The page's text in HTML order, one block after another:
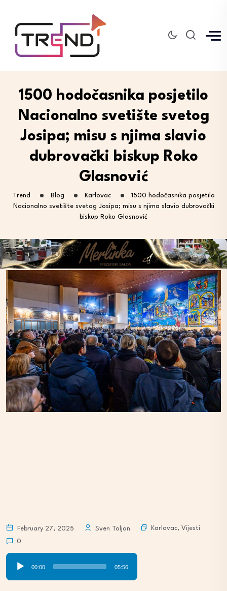
1500 hodočasnika posjetilo
Nacionalno svetište svetog
Josipa; misu s njima slavio
dubrovački biskup Roko
Glasnović
Trend Blog Karlovac
1500 hodočasnika posjetilo
Nacionalno svetište svetog Josipa; misu s njima slavio dubrovački
biskup Roko Glasnović
February 27, 2025 Sven Toljan Karlovac, Vijesti
0
Audio
Player
00:00 05:56